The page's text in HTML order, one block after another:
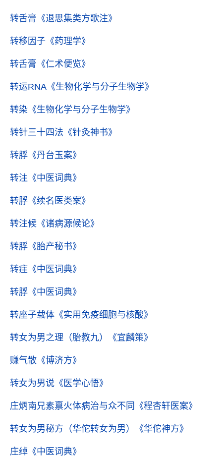
转舌膏 《退思集类方歌注》
转移因子 《药理学》
转舌膏 《仁术便览》
转运RNA 《生物化学与分子生物学》
转染 《生物化学与分子生物学》
转针三十四法 《针灸神书》
转脬 《丹台玉案》
转注 《中医词典》
转脬 《续名医类案》
转注候 《诸病源候论》
转脬 《胎产秘书》
转疰 《中医词典》
转脬 《中医词典》
转座子载体 《实用免疫细胞与核酸》
转女为男之理（胎教九） 《宜麟策》
赚气散 《博济方》
转女为男说 《医学心悟》
庄炳南兄素禀火体病治与众不同 《程杏轩医案》
转女为男秘方（华佗转女为男） 《华佗神方》
庄绰 《中医词典》